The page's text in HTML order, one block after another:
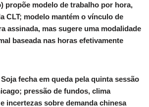
propõe modelo de trabalho por hora,
CLT; modelo mantém o vínculo de
assinada, mas sugere uma modalidade
baseada nas horas efetivamente
fecha em queda pela quinta sessão
pressão de fundos, clima
incertezas sobre demanda chinesa